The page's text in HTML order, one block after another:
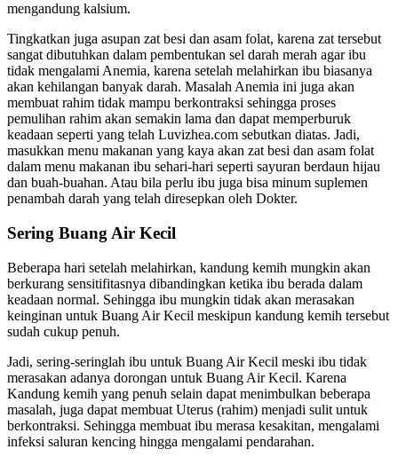
mengandung kalsium.
Tingkatkan juga asupan zat besi dan asam folat, karena zat tersebut
sangat dibutuhkan dalam pembentukan sel darah merah agar ibu
tidak mengalami Anemia, karena setelah melahirkan ibu biasanya
akan kehilangan banyak darah. Masalah Anemia ini juga akan
membuat rahim tidak mampu berkontraksi sehingga proses
pemulihan rahim akan semakin lama dan dapat memperburuk
keadaan seperti yang telah Luvizhea.com sebutkan diatas. Jadi,
masukkan menu makanan yang kaya akan zat besi dan asam folat
dalam menu makanan ibu sehari-hari seperti sayuran berdaun hijau
dan buah-buahan. Atau bila perlu ibu juga bisa minum suplemen
penambah darah yang telah diresepkan oleh Dokter.
Sering Buang Air Kecil
Beberapa hari setelah melahirkan, kandung kemih mungkin akan
berkurang sensitifitasnya dibandingkan ketika ibu berada dalam
keadaan normal. Sehingga ibu mungkin tidak akan merasakan
keinginan untuk Buang Air Kecil meskipun kandung kemih tersebut
sudah cukup penuh.
Jadi, sering-seringlah ibu untuk Buang Air Kecil meski ibu tidak
merasakan adanya dorongan untuk Buang Air Kecil. Karena
Kandung kemih yang penuh selain dapat menimbulkan beberapa
masalah, juga dapat membuat Uterus (rahim) menjadi sulit untuk
berkontraksi. Sehingga membuat ibu merasa kesakitan, mengalami
infeksi saluran kencing hingga mengalami pendarahan.